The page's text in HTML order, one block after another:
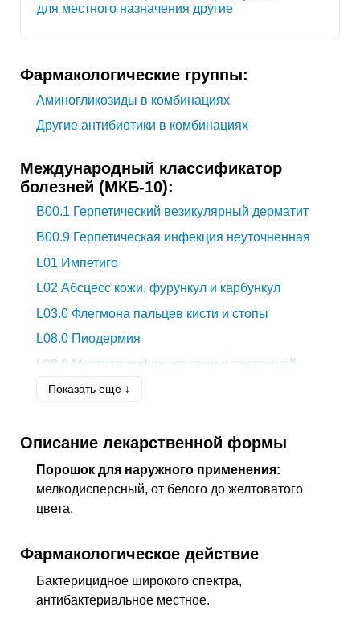
для местного назначения другие
Фармакологические группы:
Аминогликозиды в комбинациях
Другие антибиотики в комбинациях
Международный классификатор
болезней (МКБ-10):
B00.1 Герпетический везикулярный дерматит
B00.9 Герпетическая инфекция неуточненная
L01 Импетиго
L02 Абсцесс кожи, фурункул и карбункул
L03.0 Флегмона пальцев кисти и стопы
L08.0 Пиодермия
L08.9 Местная инфекция кожи и подкожной
Дерматит неуточненный
L73.2
Гидраденит гнойный
R23.4
T30Термические и химические ожоги
T79.3Посттравматическая раневая инфекция, не
классифицированная в других рубриках
Показать еще ↓
Описание лекарственной формы
Порошок для наружного применения:
мелкодисперсный, от белого до желтоватого
цвета.
Фармакологическое действие
Бактерицидное широкого спектра,
антибактериальное местное.